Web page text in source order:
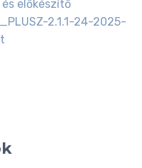
előkészítő
2.1.1-24-2025-